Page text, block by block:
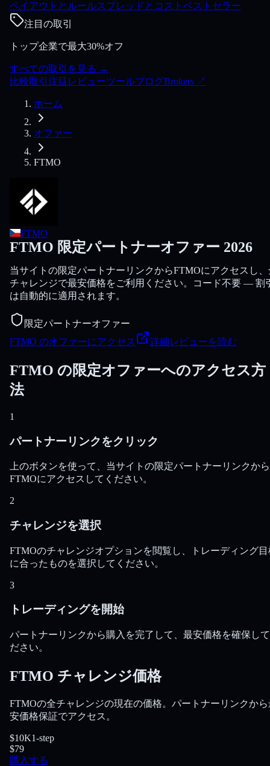
ペイアウトとルールスプレッドとコスト ベストセラー
注目の取引
トップ企業で最大30%オフ
すべての取引を見る →
比較取引 注目 レビューツールブログBrokers ↗
ホーム
オファー
FTMO
FTMO
FTMO 限定パートナーオファー 2026
当サイトの限定パートナーリンクからFTMOにアクセスし、
チャレンジで最安価格をご利用ください。コード不要 — 割
は自動的に適用されます。
限定パートナーオファー
FTMO のオファーにアクセス
詳細レビューを読む
FTMO の限定オファーへのアクセス方
法
1
パートナーリンクをクリック
上のボタンを使って、当サイトの限定パートナーリンクから
FTMOにアクセスしてください。
2
チャレンジを選択
FTMOのチャレンジオプションを閲覧し、トレーディング目
に合ったものを選択してください。
3
トレーディングを開始
パートナーリンクから購入を完了して、最安価格を確保し
ださい。
FTMO チャレンジ価格
FTMOの全チャレンジの現在の価格。パートナーリンクから
安価格保証でアクセス。
$10K1-step
$79
購入する